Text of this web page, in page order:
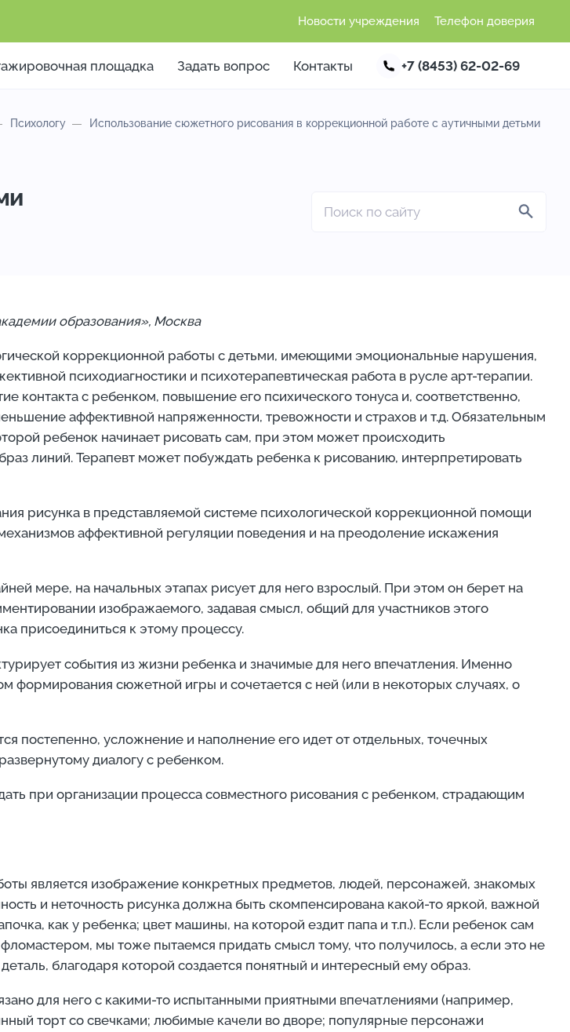
Новости учреждения Телефон доверия
площадка Задать вопрос Контакты +7 (8453) 62-02-69
Психологу Использование сюжетного рисования в коррекционной работе с аутичными детьми
образования», Москва
коррекционной работы с детьми, имеющими эмоциональные нарушения,
психодиагностики и психотерапевтическая работа в русле арт-терапии.
контакта с ребенком, повышение его психического тонуса и, соответственно,
аффективной напряженности, тревожности и страхов и т.д. Обязательным
ребенок начинает рисовать сам, при этом может происходить
линий. Терапевт может побуждать ребенка к рисованию, интерпретировать
рисунка в представляемой системе психологической коррекционной помощи
аффективной регуляции поведения и на преодоление искажения
мере, на начальных этапах рисует для него взрослый. При этом он берет на
изображаемого, задавая смысл, общий для участников этого
присоединиться к этому процессу.
события из жизни ребенка и значимые для него впечатления. Именно
сюжетной игры и сочетается с ней (или в некоторых случаях, о
постепенно, усложнение и наполнение его идет от отдельных, точечных
диалогу с ребенком.
при организации процесса совместного рисования с ребенком, страдающим
является изображение конкретных предметов, людей, персонажей, знакомых
и неточность рисунка должна быть скомпенсирована какой-то яркой, важной
как у ребенка; цвет машины, на которой ездит папа и т.п.). Если ребенок сам
мы тоже пытаемся придать смысл тому, что получилось, а если это не
благодаря которой создается понятный и интересный ему образ.
для него с какими-то испытанными приятными впечатлениями (например,
торт со свечками; любимые качели во дворе; популярные персонажи